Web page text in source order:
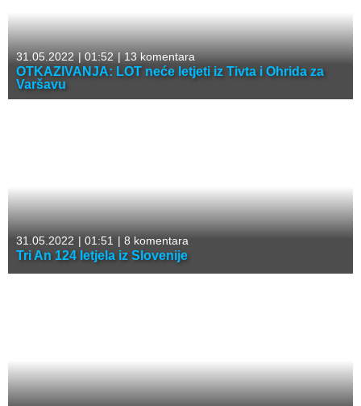
31.05.2022 |01:52 |13 komentara
OTKAZIVANJA: LOT neće letjeti iz Tivta i Ohrida za
Varšavu
31.05.2022 | 01:51 | 8 komentara
Tri An 124 letjela iz Slovenije